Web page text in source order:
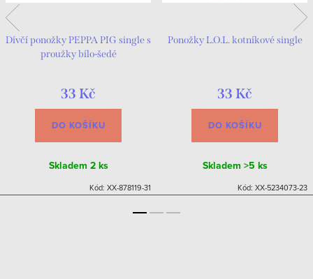
Dívčí ponožky PEPPA PIG single s
proužky bílo-šedé
33 Kč
DO KOŠÍKU
Skladem 2 ks
Kód: XX-878119-31
Ponožky L.O.L. kotníkové single
33 Kč
DO KOŠÍKU
Skladem >5 ks
Kód: XX-5234073-23